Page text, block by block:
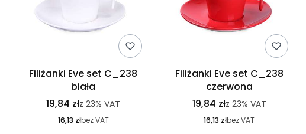
Filiżanki Eve set C_238
biała
19,84 złz23% VAT
16,13 złbez VAT
Filiżanki Eve set C_238
czerwona
19,84 złz 23% VAT
16,13 złbez VAT